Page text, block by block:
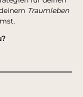
Traumleben